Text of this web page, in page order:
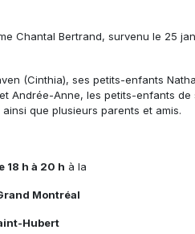
Chantal Bertrand, survenu le 25
(Cinthia), ses petits-enfants
Andrée-Anne, les petits-enfants de
que plusieurs parents et amis.
18 h à 20 h à la
Montréal
Hubert